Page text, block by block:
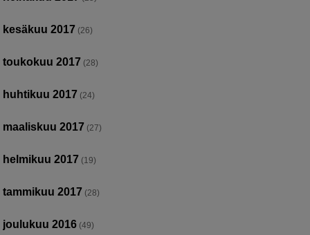
kesäkuu 2017 (26)
toukokuu 2017 (28)
huhtikuu 2017 (24)
maaliskuu 2017 (27)
helmikuu 2017 (19)
tammikuu 2017 (28)
joulukuu 2016 (49)